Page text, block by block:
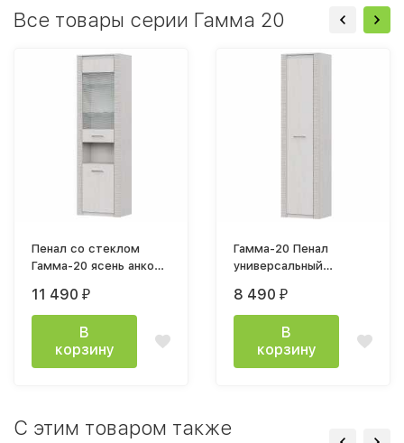
Все товары серии Гамма 20
Пенал со стеклом
Гамма-20 ясень анкор
11 490 ₽
В
корзину
Гамма-20 Пенал
универсальный
серия 4 ясень анкор
светлый
8 490 ₽
В
корзину
C этим товаром также